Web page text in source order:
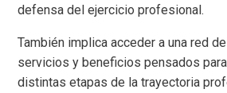
defensa del ejercicio profesional.
También implica acceder a una red
servicios y beneficios pensados
distintas etapas de la trayectoria